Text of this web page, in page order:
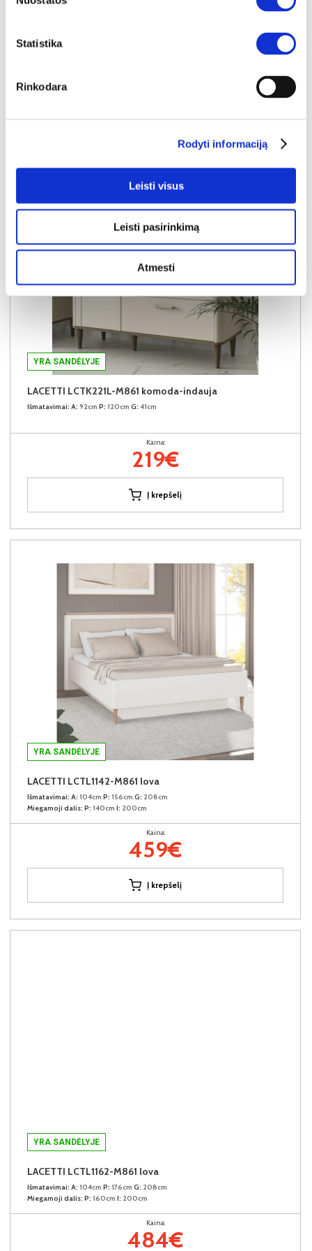
Statistika
Rinkodara
Rodyti informaciją
Leisti visus
Leisti pasirinkimą
Atmesti
YRA SANDĖLYJE
LACETTI LCTK221L-M861 komoda-indauja
Išmatavimai: A: 92cm P: 120cm G: 41cm
Kaina:
219€
Į krepšelį
YRA SANDĖLYJE
LACETTI LCTL1142-M861 lova
Išmatavimai: A: 104cm P: 156cm G: 208cm
Miegamoji dalis: P: 140cm I: 200cm
Kaina:
459€
Į krepšelį
YRA SANDĖLYJE
LACETTI LCTL1162-M861 lova
Išmatavimai: A: 104cm P: 176cm G: 208cm
Miegamoji dalis: P: 160cm I: 200cm
Kaina:
484€